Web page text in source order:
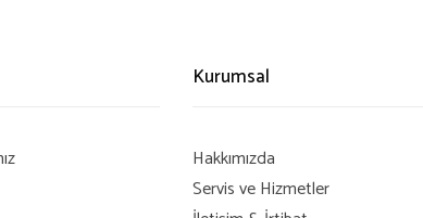
Kurumsal
Hakkımızda
Servis ve Hizmetler